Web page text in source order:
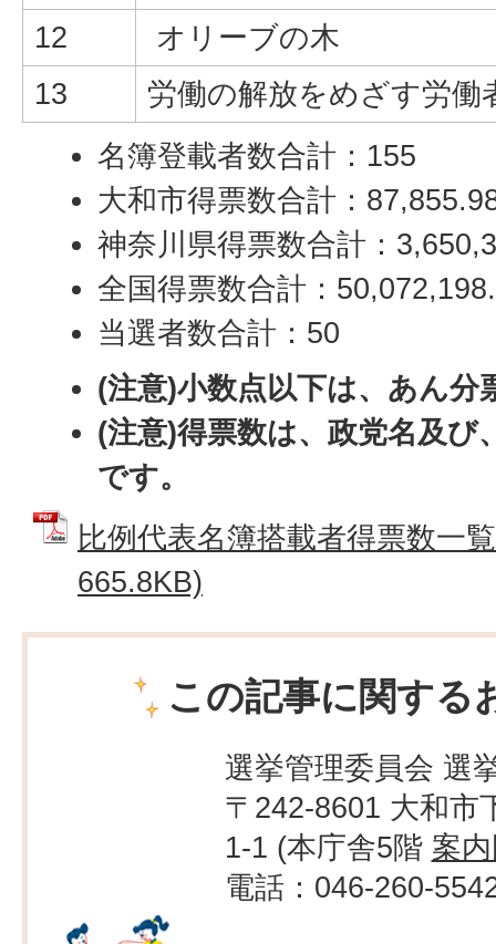
12
オリーブの木
13
労働の解放をめざす労働
名簿登載者数合計：155
大和市得票数合計：
神奈川県得票数合計：
全国得票数合計：
当選者数合計：50
(注意)小数点以下は、あん分
(注意)得票数は、政党名及び
です。
比例代表名簿搭載者得票数一
665.8KB)
この記事に関する
選挙管理委員会 選
〒242-8601 大和市
1-1 (本庁舎5階 案
電話：046-260-